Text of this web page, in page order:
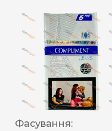
Фасування: